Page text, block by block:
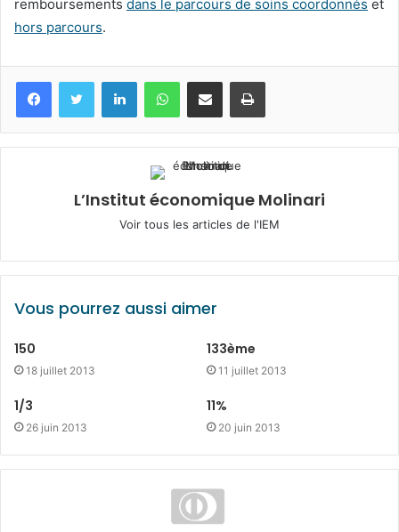
remboursements dans le parcours de soins coordonnés et
hors parcours.
FacebookTwitter LinkedinWhatsApp
Partagez par mail Imprimez
L’Institut économique Molinari
Voir tous les articles de l'IEM
Vous pourrez aussi aimer
150
18 juillet 2013
133ème
11 juillet 2013
1/3
26 juin 2013
11%
20 juin 2013